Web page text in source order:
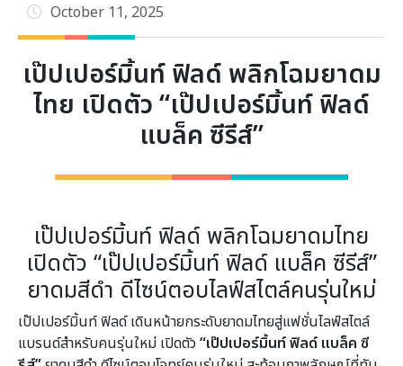
October 11, 2025
เป๊ปเปอร์มิ้นท์ ฟิลด์ พลิกโฉมยาดม
ไทย เปิดตัว “เป๊ปเปอร์มิ้นท์ ฟิลด์
แบล็ค ซีรีส์”
เป๊ปเปอร์มิ้นท์ ฟิลด์ พลิกโฉมยาดมไทย
เปิดตัว “เป๊ปเปอร์มิ้นท์ ฟิลด์ แบล็ค ซีรีส์”
ยาดมสีดำ ดีไซน์ตอบไลฟ์สไตล์คนรุ่นใหม่
เป๊ปเปอร์มิ้นท์ ฟิลด์ เดินหน้ายกระดับยาดมไทยสู่แฟชั่นไลฟ์สไตล์
แบรนด์สำหรับคนรุ่นใหม่ เปิดตัว “เป๊ปเปอร์มิ้นท์ ฟิลด์ แบล็ค ซี